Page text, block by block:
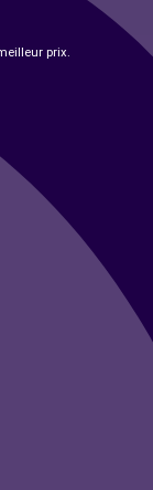
prix.